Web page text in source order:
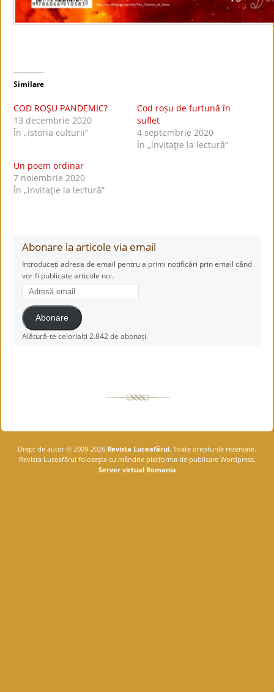
Similare
COD ROŞU PANDEMIC?
13 decembrie 2020
În „Istoria culturii”
Cod roșu de furtună în
suflet
4 septembrie 2020
În „lnvitaţie la lectură”
Un poem ordinar
7 noiembrie 2020
În „lnvitaţie la lectură”
Abonare la articole via email
Introduceți adresa de email pentru a primi notificări prin email când
vor fi publicate articole noi.
Adresă
email
Abonare
Alătură-te celorlalți 2.842 de abonați.
Drept de autor © 2009-2026 Revista Luceafărul. Toate drepturile rezervate.
Revista Luceafărul foloseşte cu mândrie platforma de publicare Wordpress.
Server virtual Romania